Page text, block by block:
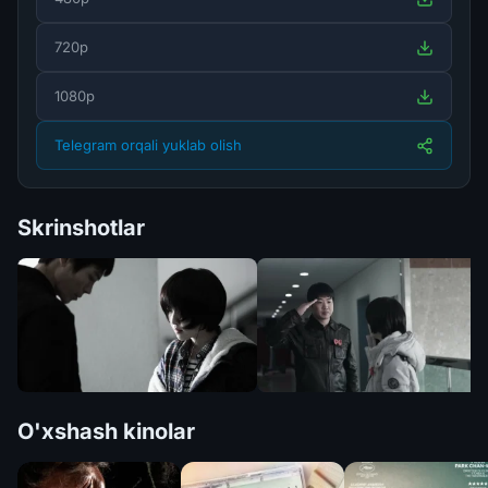
720p
1080p
Telegram orqali yuklab olish
Skrinshotlar
O'xshash kinolar